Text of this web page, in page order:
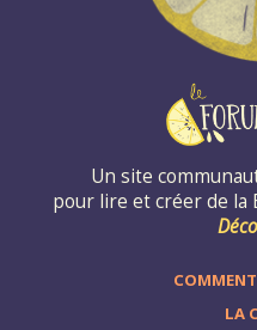
Un site
pour lire et créer de la
LA